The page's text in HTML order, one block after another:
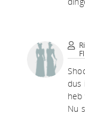
dus
heb
Nu